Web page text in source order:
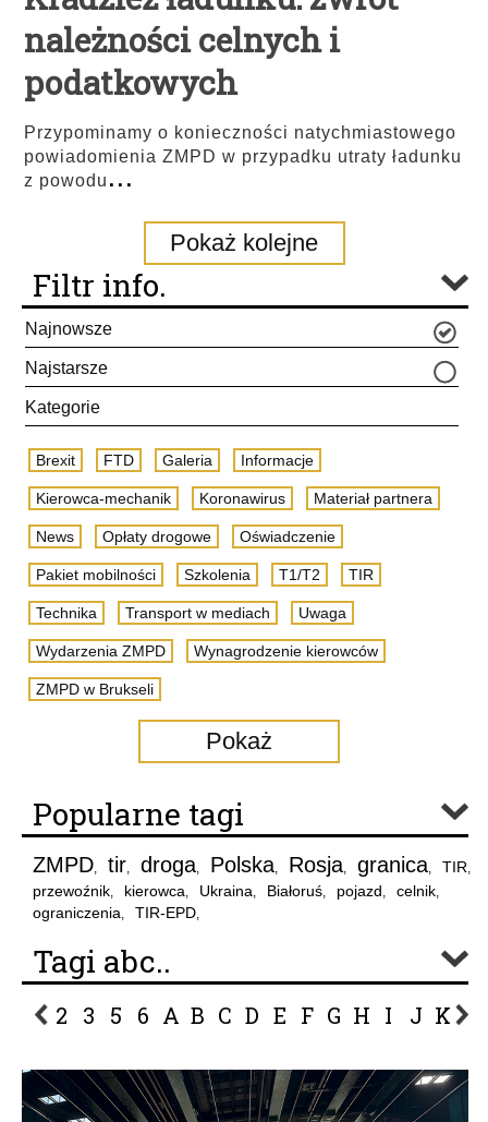
należności celnych i
podatkowych
Przypominamy o konieczności natychmiastowego
powiadomienia ZMPD w przypadku utraty ładunku
z powodu ...
Pokaż kolejne
Filtr info.
Najnowsze
Najstarsze
Kategorie
Brexit FTD Galeria Informacje
Kierowca-mechanik Koronawirus Materiał partnera
News Opłaty drogowe Oświadczenie
Pakiet mobilności Szkolenia T1/T2 TIR
Technika Transport w mediach Uwaga
Wydarzenia ZMPD Wynagrodzenie kierowców
ZMPD w Brukseli
Pokaż
Popularne tagi
ZMPD, tir, droga, Polska, Rosja, granica, TIR,
przewoźnik, kierowca, Ukraina, Białoruś, pojazd, celnik,
ograniczenia, TIR-EPD,
Tagi abc..
2 3 5 6 A B C D E F G H I J K L